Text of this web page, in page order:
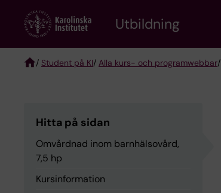
content
Utbildning
/ Student på KI/ Alla kurs- och programwebbar/
Hitta på sidan
Omvårdnad inom barnhälsovård,
7,5 hp
Kursinformation